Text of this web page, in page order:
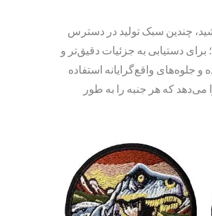
چندین سبک تولید در دسترس
دستیابی به جزئیات دقیق‌تر و
جلوه‌های واقع‌گرایانه استفاده
می‌دهد که هر جنبه را به طور